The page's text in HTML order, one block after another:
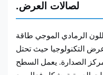
لصالات العرض.
الرمادي الموجي طاقة
حيث تحتل
الصدارة. يعمل السطح